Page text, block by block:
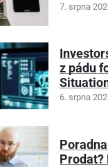
7. srpna
z pádu
6. srpna
Prodat?